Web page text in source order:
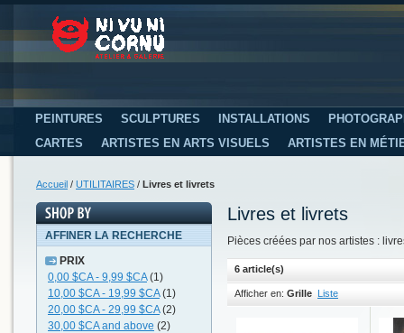
PEINTURES SCULPTURES INSTALLATIONS
CARTES
ARTISTES EN ARTS VISUELS ARTISTES EN
Accueil / UTILITAIRES / Livres et livrets
Livres et livrets
Pièces créées par nos artistes :
6 article(s)
Afficher en: Grille Liste
AFFINER LA RECHERCHE
PRIX
0,00 $CA- 9,99 $CA(1)
10,00 $CA- 19,99 $CA(1)
20,00 $CA- 29,99 $CA(2)
30,00 $CAand above (2)